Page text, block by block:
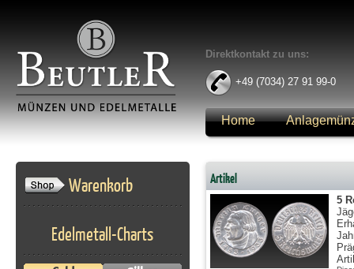
Direktkontakt zu uns:
+49 (7034) 27 91 99-0
Home
Warenkorb
Edelmetall-Charts
Artikel
5